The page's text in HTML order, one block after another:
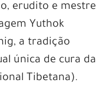
erudito e mestre
Yuthok
a tradição
única de cura da
Tibetana).